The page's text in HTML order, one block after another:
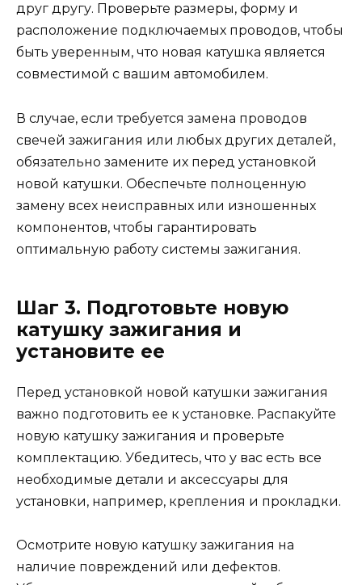
друг другу. Проверьте размеры, форму и
расположение подключаемых проводов, чтобы
быть уверенным, что новая катушка является
совместимой с вашим автомобилем.
В случае, если требуется замена проводов
свечей зажигания или любых других деталей,
обязательно замените их перед установкой
новой катушки. Обеспечьте полноценную
замену всех неисправных или изношенных
компонентов, чтобы гарантировать
оптимальную работу системы зажигания.
Шаг 3. Подготовьте новую
катушку зажигания и
установите ее
Перед установкой новой катушки зажигания
важно подготовить ее к установке. Распакуйте
новую катушку зажигания и проверьте
комплектацию. Убедитесь, что у вас есть все
необходимые детали и аксессуары для
установки, например, крепления и прокладки.
Осмотрите новую катушку зажигания на
наличие повреждений или дефектов.